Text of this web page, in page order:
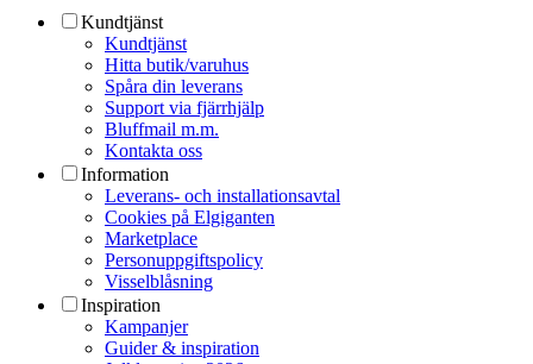
Kundtjänst
Kundtjänst
Hitta butik/varuhus
Spåra din leverans
Support via fjärrhjälp
Bluffmail m.m.
Kontakta oss
Information
Leverans- och installationsavtal
Cookies på Elgiganten
Marketplace
Personuppgiftspolicy
Visselblåsning
Inspiration
Kampanjer
Guider & inspiration